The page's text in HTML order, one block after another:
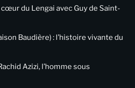
cœur du Lengai avec Guy de Saint-
Baudière) : l’histoire vivante du
Azizi, l’homme sous